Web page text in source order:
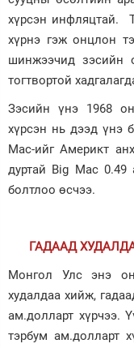
хүрсэн инфляцтай.
хүрнэ гэж онцлон
шинжээчид зэсийн
тогтвортой
Зэсийн үнэ 1968
хүрсэн нь дээд үнэ
Mac-ийг Америкт
дуртай Big Mac
болтлоо өсчээ.
ГАДААД
Монгол Улс энэ
худалдаа хийж,
ам.долларт хүрчээ.
тэрбум ам.долларт